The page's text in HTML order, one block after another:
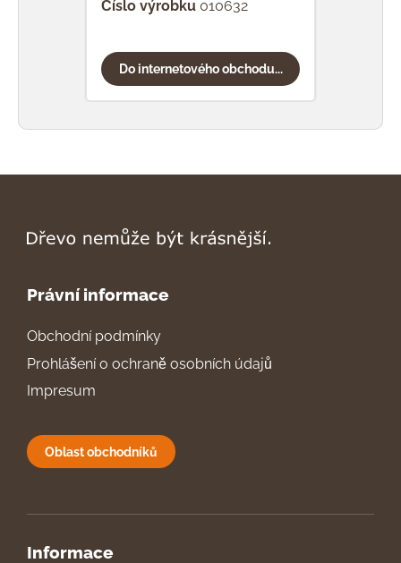
Číslo výrobku 010632
Do internetového obchodu...
Právní informace
Obchodní podmínky
Prohlášení o ochraně osobních údajů
Impresum
Oblast obchodníků
Informace